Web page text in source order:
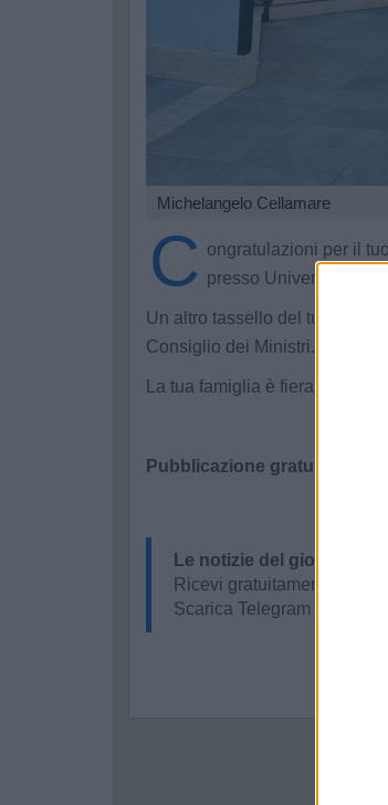
Michelangelo Cellamare
C ongratulazioni per il
presso Università
Un altro tassello del tuo
Consiglio dei Ministri.
La tua famiglia è fiera di te!
Pubblicazione gratuita
Le notizie del giorno sul
Ricevi gratuitamente ogni
Scarica Telegram e